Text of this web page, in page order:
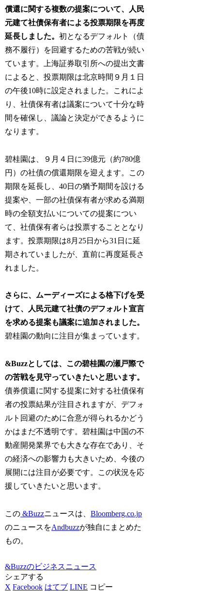
償還に関する複数の提案について、人民
元建て社債保有者による投票期限を再度
延長しました。初となるデフォルト（債
務不履行）を回避するための苦戦が続い
ています。上海証券取引所への提出文書
によると、投票期限は北京時間９月１日
の午後10時に設定されました。これによ
り、社債保有者は議案について十分な時
間を確保し、議論と決定ができるように
なります。
碧桂園は、９月４日に39億元（約780億
円）の社債の償還期限を迎えます。この
期限を延長し、40日の猶予期間を設ける
提案や、一部の社債保有者が求める満期
時の全額支払いについての提案につい
て、社債保有者らは投票することとなり
ます。投票期限は8月25日から31日に延
期されていましたが、直前に再度延長さ
れました。
さらに、ムーディーズによる格下げを受
けて、人民元建て社債のデフォルト宣言
を求める提案も議案に追加されました。
碧桂園の動向に注目が集まっています。
&Buzzとしては、この碧桂園の瀬戸際で
の苦戦を見守っていきたいと思います。
債券償還に関する提案に対する社債保有
者の投票結果が注目されますが、デフォ
ルト回避のために合意が得られるかどう
かはまだ不透明です。碧桂園は中国の不
動産開発業界でも大きな存在であり、そ
の経済への影響力も大きいため、今後の
展開には注目が必要です。この状況を応
援していきたいと思います。
この &Buzzニュースは、Bloomberg.co.jp
のニュースをAndbuzzが独自にまとめた
もの。
&Buzzのビジネスニュース
シェアする
X Facebook はてブ LINE コピー